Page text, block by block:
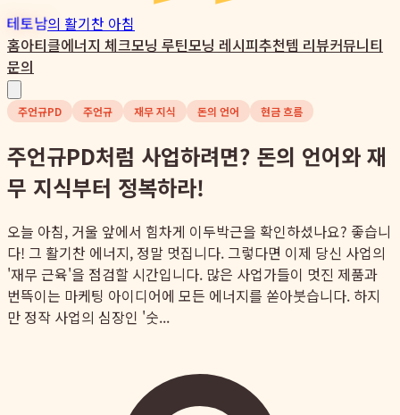
테토남의 활기찬 아침
홈아티클에너지 체크모닝 루틴모닝 레시피추천템 리뷰커뮤니티
문의
주언규PD 주언규 재무 지식 돈의 언어 현금 흐름
주언규PD처럼 사업하려면? 돈의 언어와 재
무 지식부터 정복하라!
오늘 아침, 거울 앞에서 힘차게 이두박근을 확인하셨나요? 좋습니
다! 그 활기찬 에너지, 정말 멋집니다. 그렇다면 이제 당신 사업의
'재무 근육'을 점검할 시간입니다. 많은 사업가들이 멋진 제품과
번뜩이는 마케팅 아이디어에 모든 에너지를 쏟아붓습니다. 하지
만 정작 사업의 심장인 '숫...